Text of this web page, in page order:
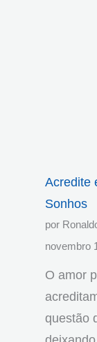
Acredite
Sonhos
por
novembro
O amor
questão